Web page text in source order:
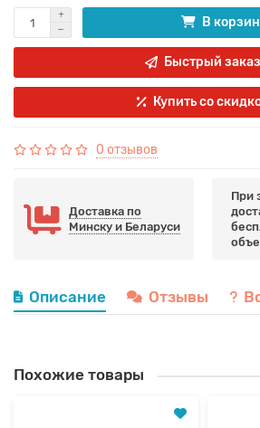
В
Быстрый заказ
Купить со
0 отзывов
Доставка по
Минску и Беларуси
При
Описание Отзывы
Похожие товары